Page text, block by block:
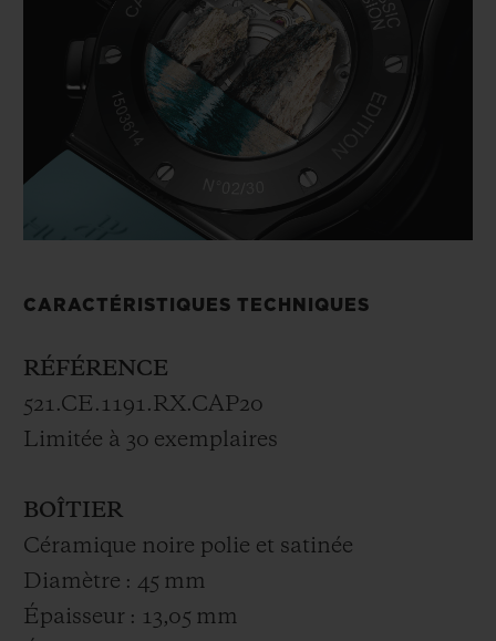
CARACTÉRISTIQUES TECHNIQUES
RÉFÉRENCE
521.CE.1191.RX.CAP20
Limitée à 30 exemplaires
BOÎTIER
Céramique noire polie et satinée
Diamètre : 45 mm
Épaisseur : 13,05 mm